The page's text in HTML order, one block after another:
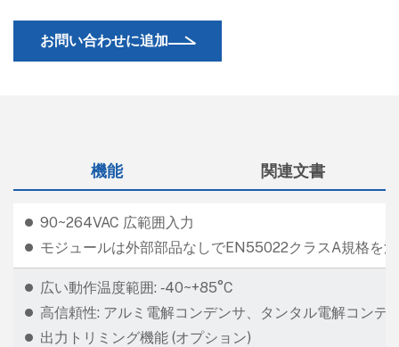
お問い合わせに追加
機能 関連文書
90~264VAC 広範囲入力
モジュールは外部部品なしでEN55022クラスA規格を
広い動作温度範囲: ‐40~+85°C
高信頼性: アルミ電解コンデンサ、タンタル電解コンデ
出力トリミング機能 (オプション)